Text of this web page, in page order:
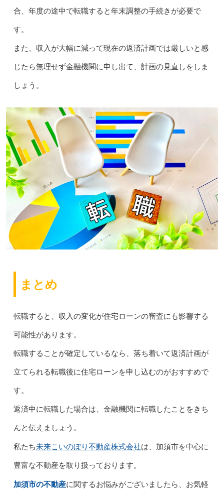
合、年度の途中で転職すると年末調整の手続きが必要で
す。
また、収入が大幅に減って現在の返済計画では厳しいと感
じたら無理せず金融機関に申し出て、計画の見直しをしま
しょう。
まとめ
転職すると、収入の変化が住宅ローンの審査にも影響する
可能性があります。
転職することが確定しているなら、落ち着いて返済計画が
立てられる転職後に住宅ローンを申し込むのがおすすめで
す。
返済中に転職した場合は、金融機関に転職したことをきち
んと伝えましょう。
私たち未来こいのぼり不動産株式会社は、加須市を中心に
豊富な不動産を取り扱っております。
加須市の不動産に関するお悩みがございましたら、お気軽